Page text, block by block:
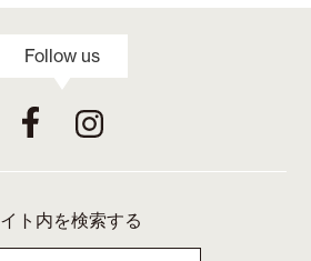
Follow us
ト内を検索する